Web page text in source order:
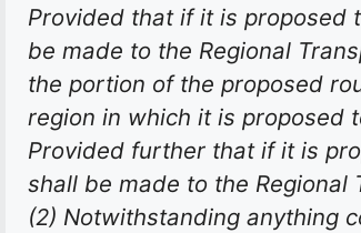
Provided that if it is proposed
be made to the Regional
the portion of the proposed
region in which it is proposed
Provided further that if it is
shall be made to the
(2) Notwithstanding anything